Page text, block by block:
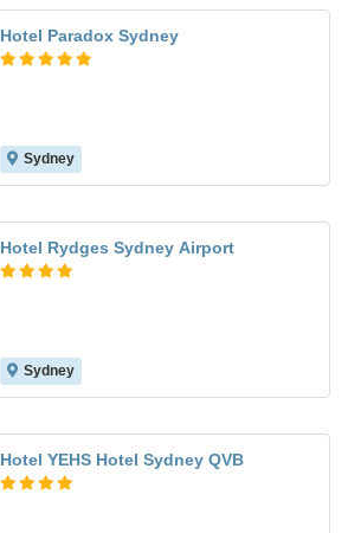
Hotel Paradox Sydney
Sydney
Hotel Rydges Sydney Airport
Sydney
Hotel YEHS Hotel Sydney QVB